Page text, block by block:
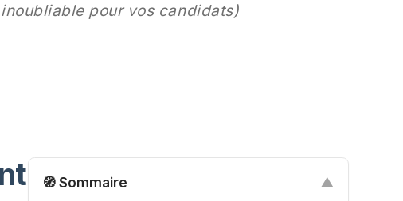
pour vos candidats)
🧭 Sommaire ▲